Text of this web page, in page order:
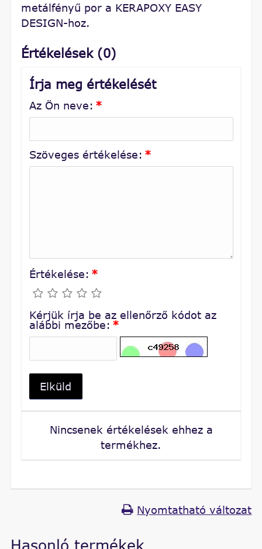
metálfényű por a KERAPOXY EASY
DESIGN-hoz.
Értékelések (0)
Írja meg értékelését
Az Ön neve: *
Szöveges értékelése: *
Értékelése: *
Kérjük írja be az ellenőrző kódot az
alábbi mezőbe: *
Elküld
Nincsenek értékelések ehhez a
termékhez.
Nyomtatható változat
Hasonló termékek